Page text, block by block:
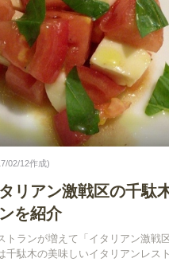
02/12作成)
リアン激戦区の千駄
を紹介
トランが増えて「イタリアン激戦
千駄木の美味しいイタリアンレス